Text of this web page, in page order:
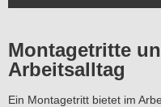
Montagetritte
Arbeitsalltag
Ein Montagetritt bietet im